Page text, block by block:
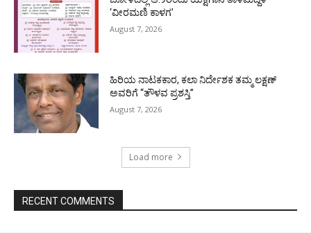
‘ವೀರಮಣಿ ಕಾಳಗ’
August 7, 2026
ಹಿರಿಯ ನಾಟಕಕಾರ, ಕಲಾ ನಿರ್ದೇಶಕ ತಮ್ಮ ಲಕ್ಷಣ್
ಅವರಿಗೆ “ತೌಳವ ಪ್ರಶಸ್ತಿ”
August 7, 2026
Load more
RECENT COMMENTS